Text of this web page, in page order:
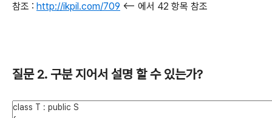
참조 : http://ikpil.com/709 <-- 에서 42 항목 참조
질문 2. 구분 지어서 설명 할 수 있는가?